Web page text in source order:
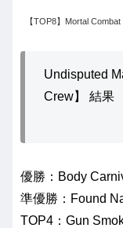
【TOP8】Mortal
Undisputed
Crew】 結果
優勝：Body
準優勝：Found
TOP4：Gun